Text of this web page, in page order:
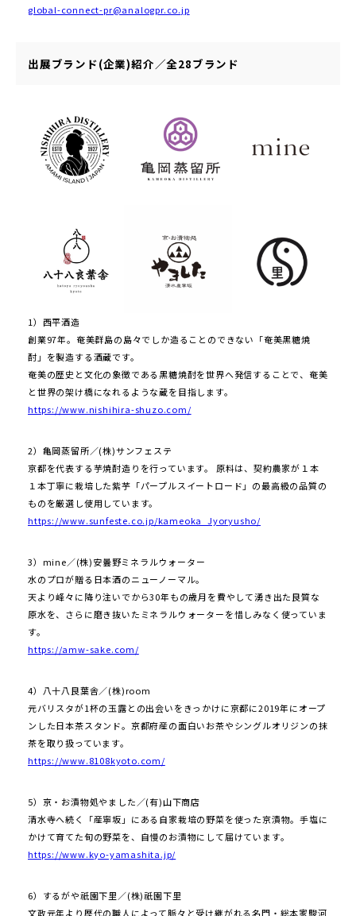
global-connect-pr@analogpr.co.jp
出展ブランド(企業)紹介／全28ブランド
1）西平酒造
創業97年。奄美群島の島々でしか造ることのできない「奄美黒糖焼
酎」を製造する酒蔵です。
奄美の歴史と文化の象徴である黒糖焼酎を世界へ発信することで、奄美
と世界の架け橋になれるような蔵を目指します。
https://www.nishihira-shuzo.com/
2）亀岡蒸留所／(株)サンフェステ
京都を代表する芋焼酎造りを行っています。 原料は、契約農家が１本
１本丁寧に栽培した紫芋「パープルスイートロード」の最高級の品質の
ものを厳選し使用しています。
https://www.sunfeste.co.jp/kameoka_Jyoryusho/
3）mine／(株)安曇野ミネラルウォーター
水のプロが贈る日本酒のニューノーマル。
天より峰々に降り注いでから30年もの歳月を費やして湧き出た良質な
原水を、さらに磨き抜いたミネラルウォーターを惜しみなく使っていま
す。
https://amw-sake.com/
4）八十八良葉舎／(株)room
元バリスタが1杯の玉露との出会いをきっかけに京都に2019年にオープ
ンした日本茶スタンド。京都府産の面白いお茶やシングルオリジンの抹
茶を取り扱っています。
https://www.8108kyoto.com/
5）京・お漬物処やました／(有)山下商店
清水寺へ続く「産寧坂」にある自家栽培の野菜を使った京漬物。手塩に
かけて育てた旬の野菜を、自慢のお漬物にして届けています。
https://www.kyo-yamashita.jp/
6）するがや祇園下里／(株)祇園下里
文政元年より歴代の職人によって脈々と受け継がれる名門・総本家駿河